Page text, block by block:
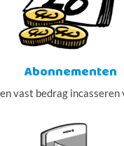
Abonnementen
vast bedrag incasseren